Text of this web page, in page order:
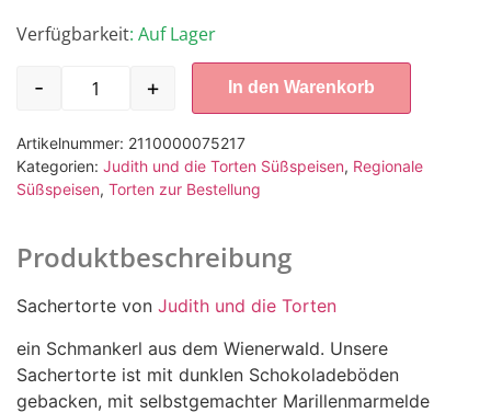
Verfügbarkeit: Auf Lager
- + In den Warenkorb
Artikelnummer: 2110000075217
Kategorien: Judith und die Torten Süßspeisen, Regionale
Süßspeisen, Torten zur Bestellung
Produktbeschreibung
Sachertorte von Judith und die Torten
ein Schmankerl aus dem Wienerwald. Unsere
Sachertorte ist mit dunklen Schokoladeböden
gebacken, mit selbstgemachter Marillenmarmelde